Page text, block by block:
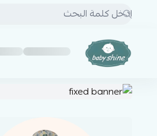
BABY SHINE